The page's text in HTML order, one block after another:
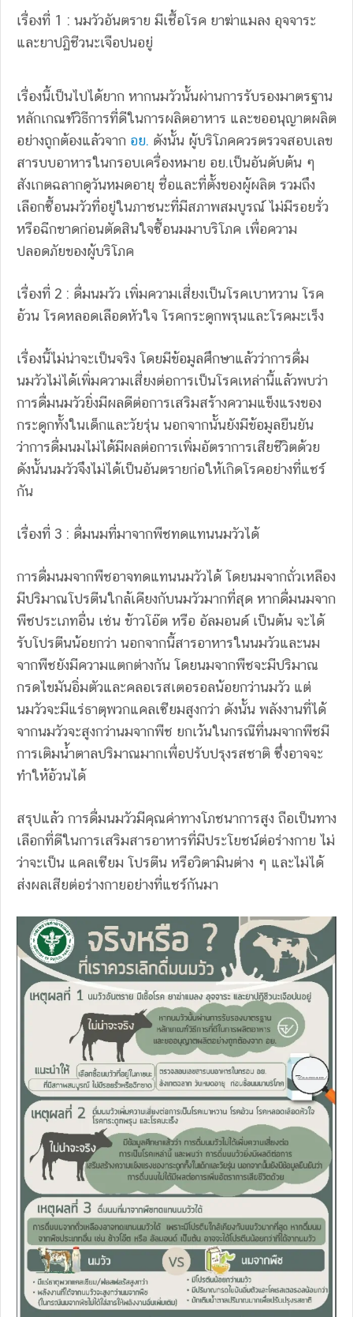
เรื่องที่ 1 : นมวัวอันตราย มีเชื้อโรค ยาฆ่าแมลง อุจจาระ
และยาปฏิชีวนะเจือปนอยู่
เรื่องนี้เป็นไปได้ยาก หากนมวัวนั้นผ่านการรับรองมาตรฐาน
หลักเกณฑ์วิธีการที่ดีในการผลิตอาหาร และขออนุญาตผลิต
อย่างถูกต้องแล้วจาก อย. ดังนั้น ผู้บริโภคควรตรวจสอบเลข
สารบบอาหารในกรอบเครื่องหมาย อย.เป็นอันดับต้น ๆ
สังเกตฉลากดูวันหมดอายุ ชื่อและที่ตั้งของผู้ผลิต รวมถึง
เลือกซื้อนมวัวที่อยู่ในภาชนะที่มีสภาพสมบูรณ์ ไม่มีรอยรั่ว
หรือฉีกขาดก่อนตัดสินใจซื้อนมมาบริโภค เพื่อความ
ปลอดภัยของผู้บริโภค
เรื่องที่ 2 : ดื่มนมวัว เพิ่มความเสี่ยงเป็นโรคเบาหวาน โรค
อ้วน โรคหลอดเลือดหัวใจ โรคกระดูกพรุนและโรคมะเร็ง
เรื่องนี้ไม่น่าจะเป็นจริง โดยมีข้อมูลศึกษาแล้วว่าการดื่ม
นมวัวไม่ได้เพิ่มความเสี่ยงต่อการเป็นโรคเหล่านี้แล้วพบว่า
การดื่มนมวัวยิ่งมีผลดีต่อการเสริมสร้างความแข็งแรงของ
กระดูกทั้งในเด็กและวัยรุ่น นอกจากนั้นยังมีข้อมูลยืนยัน
ว่าการดื่มนมไม่ได้มีผลต่อการเพิ่มอัตราการเสียชีวิตด้วย
ดังนั้นนมวัวจึงไม่ได้เป็นอันตรายก่อให้เกิดโรคอย่างที่แชร์
กัน
เรื่องที่ 3 : ดื่มนมที่มาจากพืชทดแทนนมวัวได้
การดื่มนมจากพืชอาจทดแทนนมวัวได้ โดยนมจากถั่วเหลือง
มีปริมาณโปรตีนใกล้เคียงกับนมวัวมากที่สุด หากดื่มนมจาก
พืชประเภทอื่น เช่น ข้าวโอ๊ต หรือ อัลมอนด์ เป็นต้น จะได้
รับโปรตีนน้อยกว่า นอกจากนี้สารอาหารในนมวัวและนม
จากพืชยังมีความแตกต่างกัน โดยนมจากพืชจะมีปริมาณ
กรดไขมันอิ่มตัวและคลอเรสเตอรอลน้อยกว่านมวัว แต่
นมวัวจะมีแร่ธาตุพวกแคลเซียมสูงกว่า ดังนั้น พลังงานที่ได้
จากนมวัวจะสูงกว่านมจากพืช ยกเว้นในกรณีที่นมจากพืชมี
การเติมน้ำตาลปริมาณมากเพื่อปรับปรุงรสชาติ ซึ่งอาจจะ
ทำให้อ้วนได้
สรุปแล้ว การดื่มนมวัวมีคุณค่าทางโภชนาการสูง ถือเป็นทาง
เลือกที่ดีในการเสริมสารอาหารที่มีประโยชน์ต่อร่างกาย ไม่
ว่าจะเป็น แคลเซียม โปรตีน หรือวิตามินต่าง ๆ และไม่ได้
ส่งผลเสียต่อร่างกายอย่างที่แชร์กันมา